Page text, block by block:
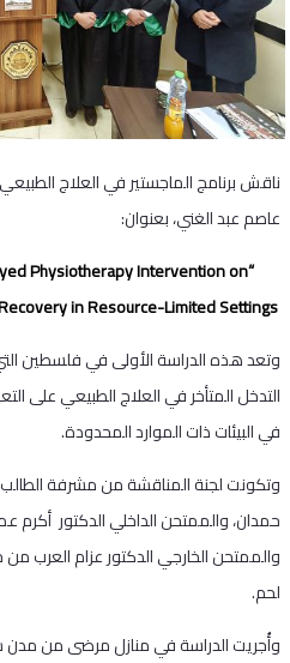
ناقش برنامج الماجستير في العلاج
عاصم عبد الغني، بعنوان:
Physiotherapy Intervention on
in Resource-Limited Settings”.
وتعد هذه الدراسة الأولى في فلسطين التي
التدخل المتأخر في العلاج الطبيعي على
في البيئات ذات الموارد المحدودة.
وتكونت لجنة المناقشة من مشرفة الطالب
حمدان، والممتحن الداخلي الدكتور أكرم
والممتحن الخارجي الدكتور عزام العرب
لحم.
وأُجريت الدراسة في منازل مرضى من مدن